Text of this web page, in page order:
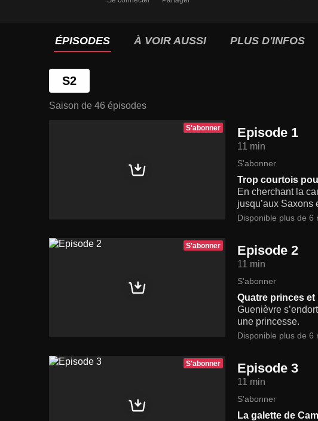
ÉPISODES À VOIR AUSSI PLUS D'INFOS
S2
Saison de 46 épisodes
S'abonner Episode 1
11 min
S'abonner
Trop courtois
En cherchant la
jusqu’aux Saxons
Disponible plus de 6
S'abonner Episode 2
11 min
S'abonner
Quatre princes et
Guenièvre
une princesse.
Disponible plus de 6
S'abonner Episode 3
11 min
S'abonner
La galette de